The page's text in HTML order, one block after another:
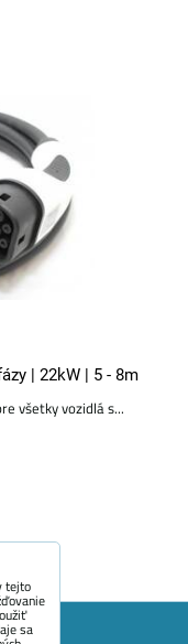
| 22kW | 5 - 8m
všetky vozidlá s...
tejto
sa